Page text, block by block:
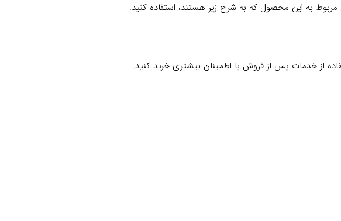
مربوط به این محصول که به شرح زیر هستند، استفاده کنید.
از خدمات پس از فروش با اطمینان بیشتری خرید کنید.